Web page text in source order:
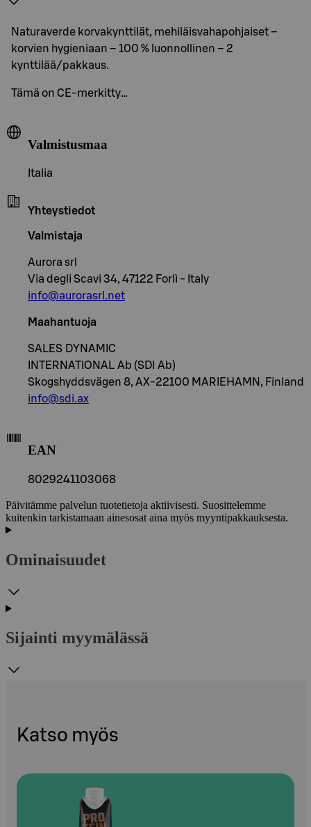
Naturaverde korvakynttilät, mehiläisvahapohjaiset –
korvien hygieniaan – 100 % luonnollinen – 2
kynttilää/pakkaus.
Tämä on CE-merkitty…
Valmistusmaa
Italia
Yhteystiedot
Valmistaja
Aurora srl
Via degli Scavi 34, 47122 Forlì - Italy
info@aurorasrl.net
Maahantuoja
SALES DYNAMIC
INTERNATIONAL Ab (SDI Ab)
Skogshyddsvägen 8, AX-22100 MARIEHAMN, Finland
info@sdi.ax
EAN
8029241103068
Päivitämme palvelun tuotetietoja aktiivisesti. Suosittelemme
kuitenkin tarkistamaan ainesosat aina myös myyntipakkauksesta.
Ominaisuudet
Sijainti myymälässä
Katso myös